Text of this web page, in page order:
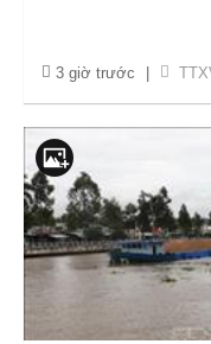
3 giờ trước